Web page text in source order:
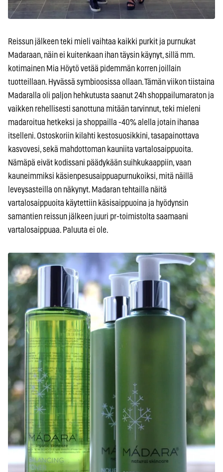
Reissun jälkeen teki mieli vaihtaa kaikki purkit ja purnukat
Madaraan, näin ei kuitenkaan ihan täysin käynyt, sillä mm.
kotimainen Mia Höytö vetää pidemmän korren joillain
tuotteillaan. Hyvässä symbioosissa ollaan. Tämän viikon tiistaina
Madaralla oli paljon hehkutusta saanut 24h shoppailumaraton ja
vaikken rehellisesti sanottuna mitään tarvinnut, teki mieleni
madaroitua hetkeksi ja shoppailla -40% alella jotain ihanaa
itselleni. Ostoskoriin kilahti kestosuosikkini, tasapainottava
kasvovesi, sekä mahdottoman kauniita vartalosaippuoita.
Nämäpä eivät kodissani päädykään suihkukaappiin, vaan
kauneimmiksi käsienpesusaippuapurnukoiksi, mitä näillä
leveysasteilla on näkynyt. Madaran tehtailla näitä
vartalosaippuoita käytettiin käsisaippuoina ja hyödynsin
samantien reissun jälkeen juuri pr-toimistolta saamaani
vartalosaippuaa. Paluuta ei ole.